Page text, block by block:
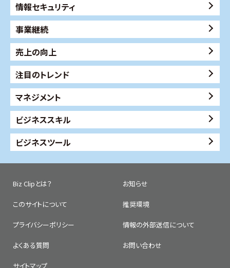
情報セキュリティ
事業継続
売上の向上
注目のトレンド
マネジメント
ビジネススキル
ビジネスツール
Biz Clipとは？ お知らせ
このサイトについて 推奨環境
プライバシーポリシー 情報の外部送信について
よくある質問 お問い合わせ
サイトマップ